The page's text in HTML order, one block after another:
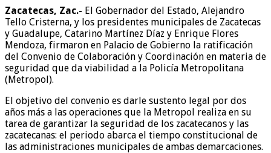
Zacatecas, Zac.- El Gobernador del Estado, Alejandro
Tello Cristerna, y los presidentes municipales de Zacatecas
y Guadalupe, Catarino Martínez Díaz y Enrique Flores
Mendoza, firmaron en Palacio de Gobierno la ratificación
del Convenio de Colaboración y Coordinación en materia de
seguridad que da viabilidad a la Policía Metropolitana
(Metropol).
El objetivo del convenio es darle sustento legal por dos
años más a las operaciones que la Metropol realiza en su
tarea de garantizar la seguridad de los zacatecanos y las
zacatecanas: el periodo abarca el tiempo constitucional de
las administraciones municipales de ambas demarcaciones.